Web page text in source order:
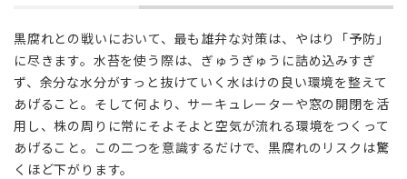
水
は
を
整
え
る
黒腐れとの戦いにおいて、最も雄弁な対策は、やはり「予防」
に尽きます。水苔を使う際は、ぎゅうぎゅうに詰め込みすぎ
ず、余分な水分がすっと抜けていく水はけの良い環境を整えて
あげること。そして何より、サーキュレーターや窓の開閉を活
用し、株の周りに常にそよそよと空気が流れる環境をつくって
あげること。この二つを意識するだけで、黒腐れのリスクは驚
くほど下がります。